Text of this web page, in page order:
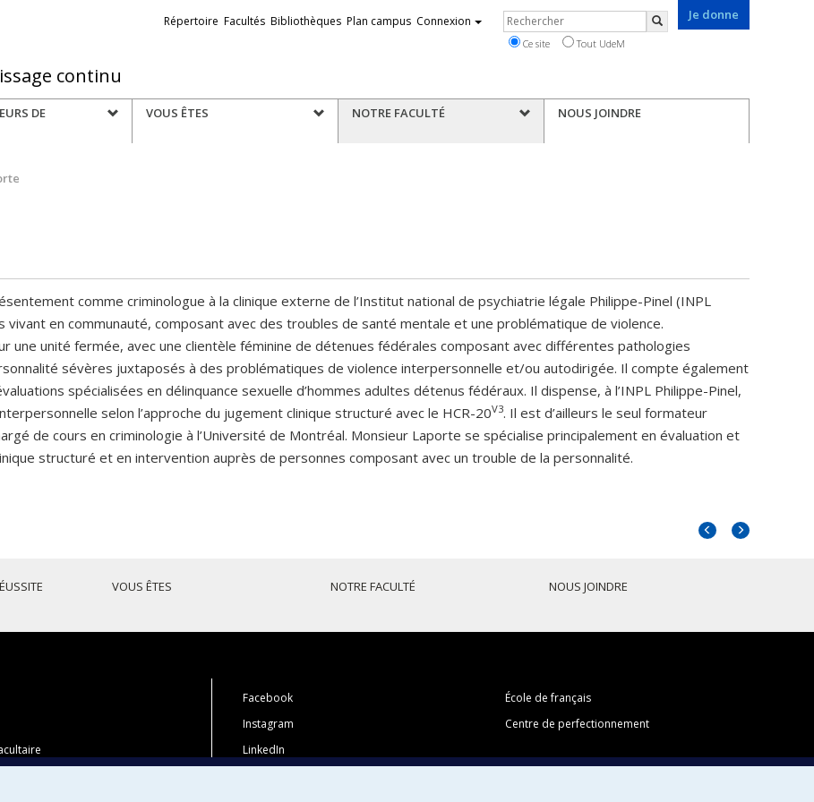
continu
Je donne
Liens
Répertoire Facultés Bibliothèques Plan campus Connexion Rechercher
Ce site Tout UdeM
DE VOUS ÊTES NOTRE FACULTÉ NOUS JOINDRE
comme criminologue à la clinique externe de l’Institut national de psychiatrie légale Philippe-Pinel (INPL
en communauté, composant avec des troubles de santé mentale et une problématique de violence.
une unité fermée, avec une clientèle féminine de détenues fédérales composant avec différentes pathologies
sévères juxtaposés à des problématiques de violence interpersonnelle et/ou autodirigée. Il compte également
spécialisées en délinquance sexuelle d’hommes adultes détenus fédéraux. Il dispense, à l’INPL Philippe-Pinel,
selon l’approche du jugement clinique structuré avec le HCR-20V3. Il est d’ailleurs le seul formateur
de cours en criminologie à l’Université de Montréal. Monsieur Laporte se spécialise principalement en évaluation et
structuré et en intervention auprès de personnes composant avec un trouble de la personnalité.
Portrait
Portrait
VOUS ÊTES NOTRE FACULTÉ NOUS JOINDRE
Facebook
Instagram
LinkedIn
École de français
Centre de perfectionnement